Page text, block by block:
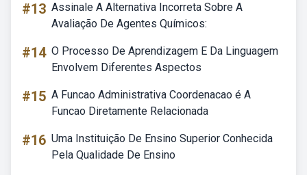
#13 Assinale A Alternativa Incorreta Sobre A
Avaliação De Agentes Químicos:
#14 O Processo De Aprendizagem E Da Linguagem
Envolvem Diferentes Aspectos
#15 A Funcao Administrativa Coordenacao é A
Funcao Diretamente Relacionada
#16 Uma Instituição De Ensino Superior Conhecida
Pela Qualidade De Ensino